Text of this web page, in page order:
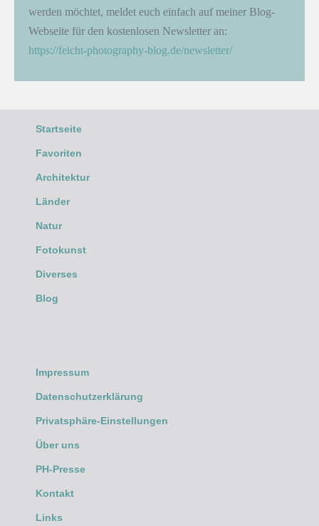
werden möchtet, meldet euch einfach auf meiner Blog-
Webseite für den kostenlosen Newsletter an:
https://feicht-photography-blog.de/newsletter/
Startseite
Favoriten
Architektur
Länder
Natur
Fotokunst
Diverses
Blog
Impressum
Datenschutzerklärung
Privatsphäre-Einstellungen
Über uns
PH-Presse
Kontakt
Links